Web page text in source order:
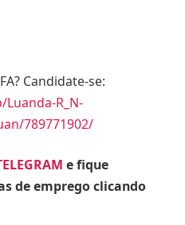
Candidate-se:
R_N-
789771902/
e fique
de emprego clicando